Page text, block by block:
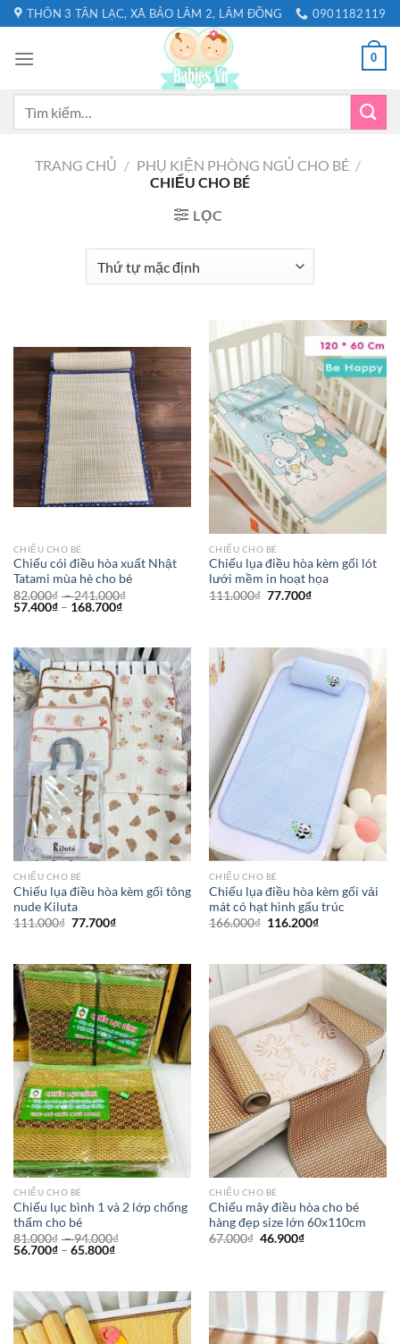
Bỏ
qua
nội
THÔN 3 TÂN LẠC, XÃ BẢO LÂM 2, LÂM ĐỒNG 0901182119
0
TRANG CHỦ / PHỤ KIỆN PHÒNG NGỦ CHO BÉ /
CHIẾU CHO BÉ
LỌC
CHIẾU CHO BÉ
Chiếu cói điều hòa xuất Nhật
Tatami mùa hè cho bé
82.000₫ –241.000₫
57.400₫– 168.700₫
CHIẾU CHO BÉ
Chiếu lụa điều hòa kèm gối lót
lưới mềm in hoạt họa
111.000₫ 77.700₫
CHIẾU CHO BÉ
Chiếu lụa điều hòa kèm gối tông
nude Kiluta
111.000₫ 77.700₫
CHIẾU CHO BÉ
Chiếu lụa điều hòa kèm gối vải
mát có hạt hình gấu trúc
166.000₫ 116.200₫
CHIẾU CHO BÉ
Chiếu lục bình 1 và 2 lớp chống
thấm cho bé
81.000₫ –94.000₫
56.700₫– 65.800₫
CHIẾU CHO BÉ
Chiếu mây điều hòa cho bé
hàng đẹp size lớn 60x110cm
67.000₫ 46.900₫